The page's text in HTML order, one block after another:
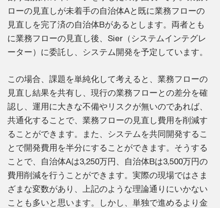
ローの見直しが未着手の自治体Aと既に業務フローの
見直しを完了済の自治体Bがあるとします。両者とも
に業務フローの見直し後、Sier（システムインテグレ
ーター）に委託し、システム開発を予定しています。
この場合、課題を単純化して考えると、業務フローの
見直し結果を共有し、現行の業務フローとの差分を確
認し、運用に大きな不備やリスクが無いのであれば、
共通化することで、業務フローの見直し費用を削減す
ることができます。また、システムを共同開発するこ
とで開発費用を半分にすることができます。そうする
ことで、自治体Aは3,250万円、自治体Bは3,500万円の
費用削減を行うことができます。実際の現場ではさま
ざまな変数があり、上記のような理論通りにいかない
ことも多いと思います。しかし、単独で進めるより金